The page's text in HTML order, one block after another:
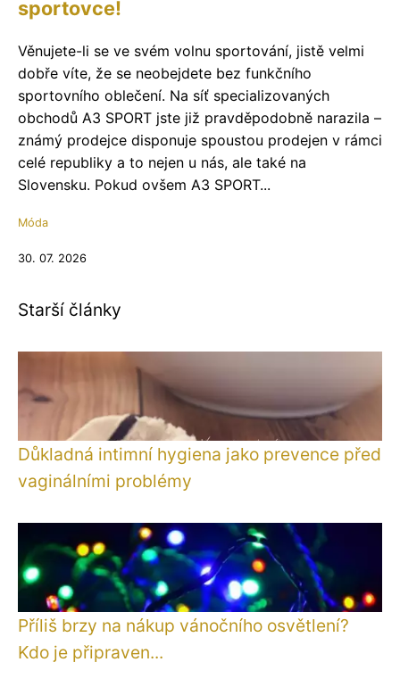
sportovce!
Věnujete-li se ve svém volnu sportování, jistě velmi
dobře víte, že se neobejdete bez funkčního
sportovního oblečení. Na síť specializovaných
obchodů A3 SPORT jste již pravděpodobně narazila –
známý prodejce disponuje spoustou prodejen v rámci
celé republiky a to nejen u nás, ale také na
Slovensku. Pokud ovšem A3 SPORT...
Móda
30. 07. 2026
Starší články
Důkladná intimní hygiena jako prevence před
vaginálními problémy
Příliš brzy na nákup vánočního osvětlení?
Kdo je připraven...